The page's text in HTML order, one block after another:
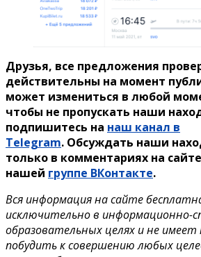
Друзья, все предложения
действительны на момент
может измениться в любой
чтобы не пропускать наши
подпишитесь на наш канал в
Telegram. Обсуждать наши
только в комментариях на
нашей группе ВКонтакте.
Вся информация на сайте
исключительно в информационно-
образовательных целях и не имеет
побудить к совершению любых